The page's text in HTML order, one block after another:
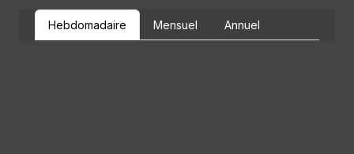
Hebdomadaire Mensuel Annuel